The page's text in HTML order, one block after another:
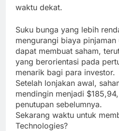
waktu dekat.
Suku bunga yang lebih
mengurangi biaya
dapat membuat saham,
yang berorientasi pada
menarik bagi para investor.
Setelah lonjakan awal,
mendingin menjadi
penutupan sebelumnya.
Sekarang waktu untuk
Technologies?